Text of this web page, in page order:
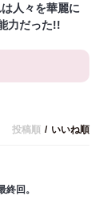
人々を華麗に
力だった!!
投稿順 / いいね順
回。